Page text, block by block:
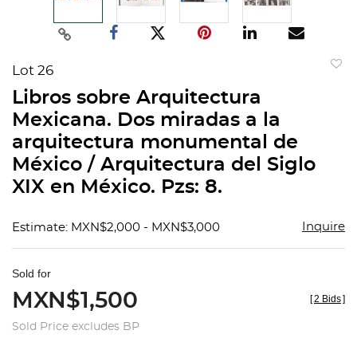
Lot 26
Libros sobre Arquitectura
Mexicana. Dos miradas a la
arquitectura monumental de
México / Arquitectura del Siglo
XIX en México. Pzs: 8.
Estimate: MXN$2,000 - MXN$3,000 Inquire
Sold for
MXN$1,500
Sold Price excludes BP
[2 Bids]